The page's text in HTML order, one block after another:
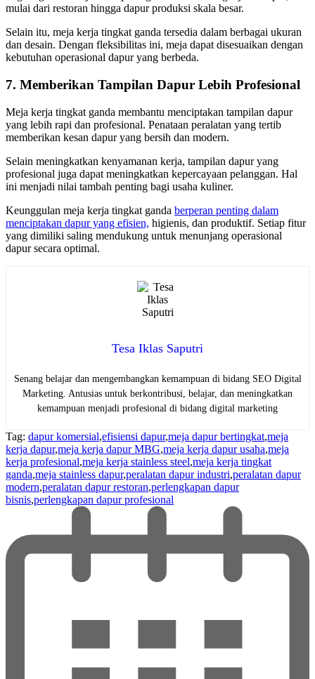
mulai dari restoran hingga dapur produksi skala besar.
Selain itu, meja kerja tingkat ganda tersedia dalam berbagai ukuran
dan desain. Dengan fleksibilitas ini, meja dapat disesuaikan dengan
kebutuhan operasional dapur yang berbeda.
7. Memberikan Tampilan Dapur Lebih Profesional
Meja kerja tingkat ganda membantu menciptakan tampilan dapur
yang lebih rapi dan profesional. Penataan peralatan yang tertib
memberikan kesan dapur yang bersih dan modern.
Selain meningkatkan kenyamanan kerja, tampilan dapur yang
profesional juga dapat meningkatkan kepercayaan pelanggan. Hal
ini menjadi nilai tambah penting bagi usaha kuliner.
Keunggulan meja kerja tingkat ganda berperan penting dalam
menciptakan dapur yang efisien, higienis, dan produktif. Setiap fitur
yang dimiliki saling mendukung untuk menunjang operasional
dapur secara optimal.
Tesa Iklas Saputri
Senang belajar dan mengembangkan kemampuan di bidang SEO Digital
Marketing. Antusias untuk berkontribusi, belajar, dan meningkatkan
kemampuan menjadi profesional di bidang digital marketing
Tag: dapur komersial,efisiensi dapur,meja dapur bertingkat,meja
kerja dapur,meja kerja dapur MBG,meja kerja dapur usaha,meja
kerja profesional,meja kerja stainless steel,meja kerja tingkat
ganda,meja stainless dapur,peralatan dapur industri,peralatan dapur
modern,peralatan dapur restoran,perlengkapan dapur
bisnis,perlengkapan dapur profesional